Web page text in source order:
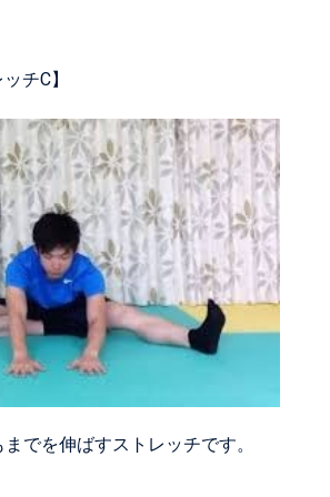
チC】
でを伸ばすストレッチです。